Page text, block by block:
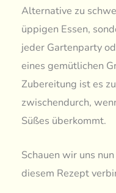
Alternative zu
üppigen Essen,
jeder Gartenparty
eines gemütlichen
Zubereitung ist es
zwischendurch,
Süßes überkommt.
Schauen wir uns
diesem Rezept